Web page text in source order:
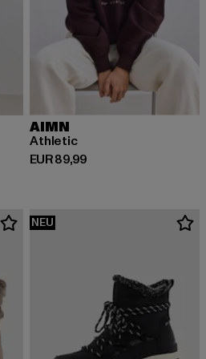
AIMN
Athletic
EUR 89,99
Derzeitiger Preis: EUR 89,99
NEU